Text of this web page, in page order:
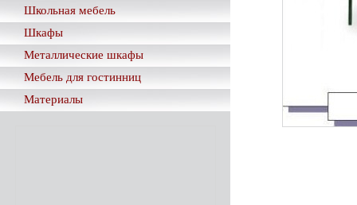
Школьная мебель
Шкафы
Металлические шкафы
Мебель для гостинниц
Материалы